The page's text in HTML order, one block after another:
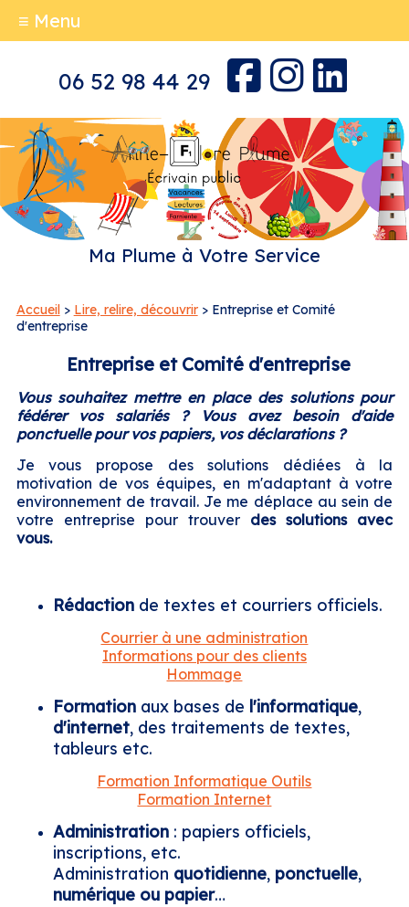
06 52 98 44 29
Ma Plume à Votre Service
≡ Menu
Accueil> Lire, relire, découvrir> Entreprise et Comité
d'entreprise
Entreprise et Comité d'entreprise
Vous souhaitez mettre en place des solutions pour
fédérer vos salariés ? Vous avez besoin d'aide
ponctuelle pour vos papiers, vos déclarations ?
Je vous propose des solutions dédiées à la
motivation de vos équipes, en m'adaptant à votre
environnement de travail. Je me déplace au sein de
votre entreprise pour trouver des solutions avec
vous.
Rédaction de textes et courriers officiels.
Courrier à une administration
Informations pour des clients
Hommage
Formation aux bases de l'informatique,
d'internet, des traitements de textes,
tableurs etc.
Formation Informatique Outils
Formation Internet
Administration : papiers officiels,
inscriptions, etc.
Administration quotidienne, ponctuelle,
numérique ou papier…